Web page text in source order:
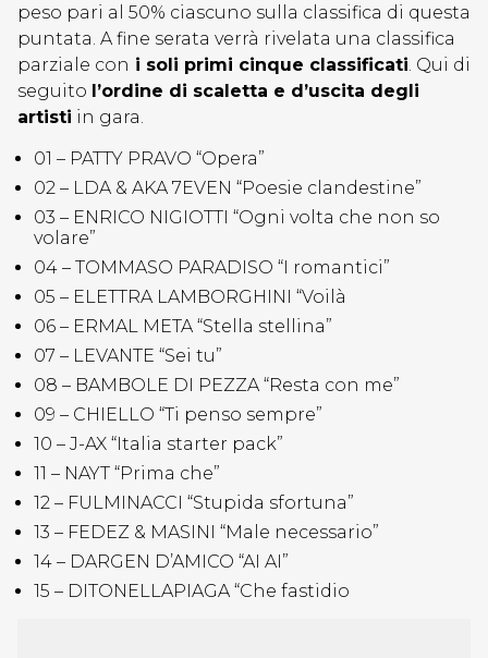
peso pari al 50% ciascuno sulla classifica di questa
puntata. A fine serata verrà rivelata una classifica
parziale con i soli primi cinque classificati. Qui di
seguito l’ordine di scaletta e d’uscita degli
artisti in gara.
01 – PATTY PRAVO “Opera”
02 – LDA & AKA 7EVEN “Poesie clandestine”
03 – ENRICO NIGIOTTI “Ogni volta che non so
volare”
04 – TOMMASO PARADISO “I romantici”
05 – ELETTRA LAMBORGHINI “Voilà
06 – ERMAL META “Stella stellina”
07 – LEVANTE “Sei tu”
08 – BAMBOLE DI PEZZA “Resta con me”
09 – CHIELLO “Ti penso sempre”
10 – J-AX “Italia starter pack”
11 – NAYT “Prima che”
12 – FULMINACCI “Stupida sfortuna”
13 – FEDEZ & MASINI “Male necessario”
14 – DARGEN D’AMICO “AI AI”
15 – DITONELLAPIAGA “Che fastidio